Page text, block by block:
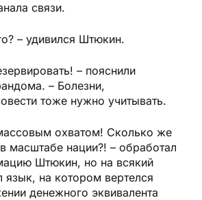
связи.
– удивился Штюкин.
– пояснили
– Болезни,
тоже нужно учитывать.
охватом! Сколько же
масштабе нации?! – обработал
Штюкин, но на всякий
язык, на котором вертелся
денежного эквивалента